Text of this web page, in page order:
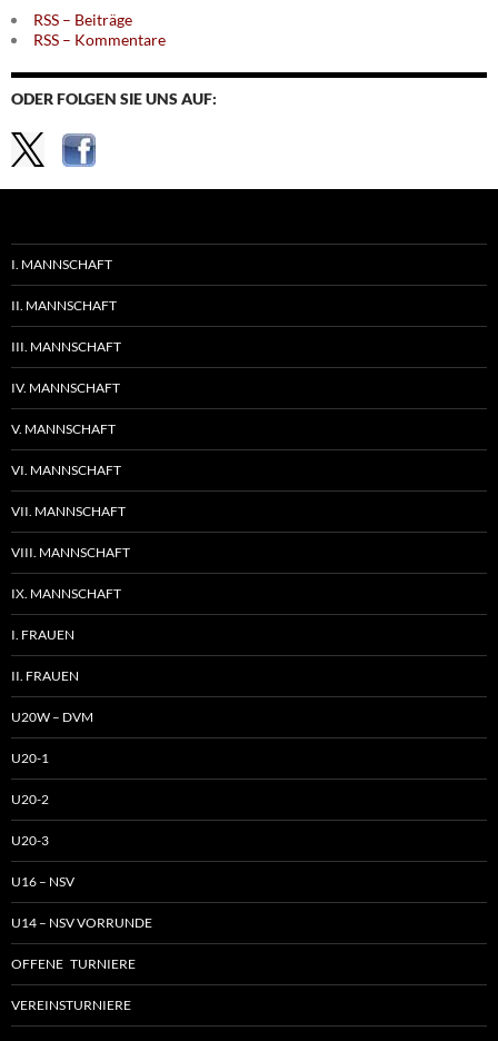
RSS – Beiträge
RSS – Kommentare
ODER FOLGEN SIE UNS AUF:
I. MANNSCHAFT
II. MANNSCHAFT
III. MANNSCHAFT
IV. MANNSCHAFT
V. MANNSCHAFT
VI. MANNSCHAFT
VII. MANNSCHAFT
VIII. MANNSCHAFT
IX. MANNSCHAFT
I. FRAUEN
II. FRAUEN
U20W – DVM
U20-1
U20-2
U20-3
U16 – NSV
U14 – NSV VORRUNDE
OFFENE TURNIERE
VEREINSTURNIERE